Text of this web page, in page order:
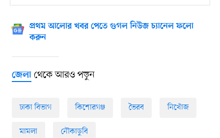
প্রথম আলোর খবর পেতে গুগল নিউজ চ্যানেল ফলো
করুন
জেলাথেকে আরও পড়ুন
ঢাকা বিভাগ কিশোরগঞ্জ ভৈরব নিখোঁজ
মামলা নৌকাডুবি